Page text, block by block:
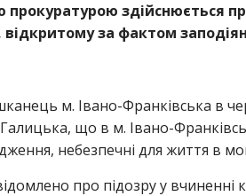
прокуратурою здійснюється
за фактом
м. Івано-Франківська в
Галицька, що в м. Івано-
небезпечні для життя в
про підозру у